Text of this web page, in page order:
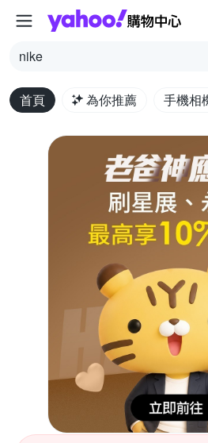
nike
首頁 為你推薦 手機相